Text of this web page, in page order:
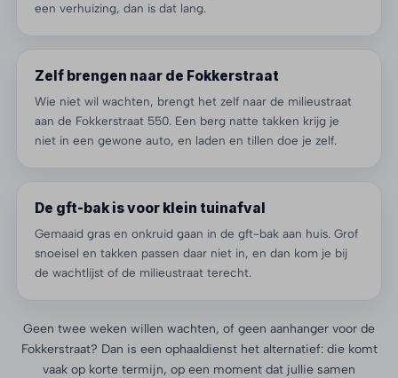
een verhuizing, dan is dat lang.
Zelf brengen naar de Fokkerstraat
Wie niet wil wachten, brengt het zelf naar de milieustraat
aan de Fokkerstraat 550. Een berg natte takken krijg je
niet in een gewone auto, en laden en tillen doe je zelf.
De gft-bak is voor klein tuinafval
Gemaaid gras en onkruid gaan in de gft-bak aan huis. Grof
snoeisel en takken passen daar niet in, en dan kom je bij
de wachtlijst of de milieustraat terecht.
Geen twee weken willen wachten, of geen aanhanger voor de
Fokkerstraat? Dan is een ophaaldienst het alternatief: die komt
vaak op korte termijn, op een moment dat jullie samen